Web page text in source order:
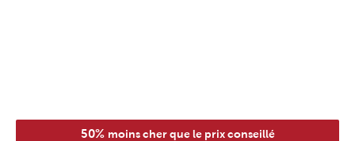
50% moins cher que le prix conseillé